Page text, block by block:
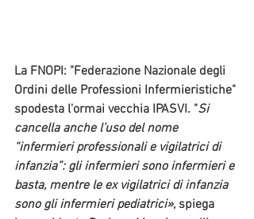
La FNOPI: "Federazione Nazionale degli
Ordini delle Professioni Infermieristiche"
spodesta l'ormai vecchia IPASVI. "Si
cancella anche l’uso del nome
“infermieri professionali e vigilatrici di
infanzia”: gli infermieri sono infermieri e
basta, mentre le ex vigilatrici di infanzia
sono gli infermieri pediatrici», spiega